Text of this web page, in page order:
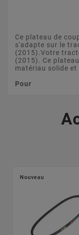
Ce plateau de
s'adapte sur le
(2015).Votre
(2015). Ce
matériau solide
Pour
Nouveau